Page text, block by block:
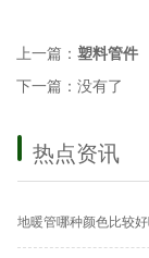
上一篇： 塑料管件
下一篇：没有了
热点资讯
地暖管哪种颜色比较